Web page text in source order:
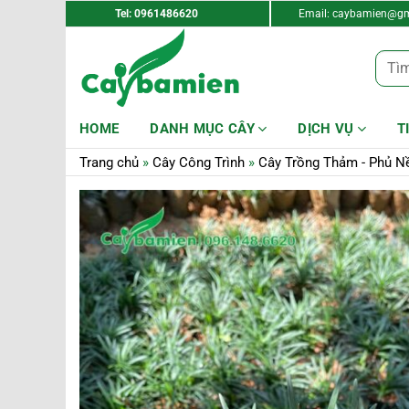
Tel: 0961486620 Email:
Tìm
kiếm:
HOME DANH MỤC CÂY DỊCH VỤ
Trang chủ » Cây Công Trình » Cây Trồng Thảm - Phủ